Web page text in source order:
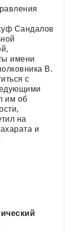
Сандалов
имени
В.
с
им об
на
и